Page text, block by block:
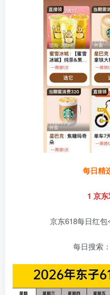
每日精
1 京
京东618每日红
每日搜索：